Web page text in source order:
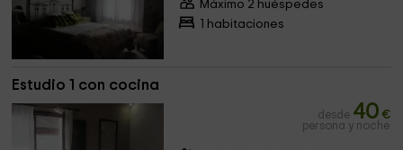
Máximo 2 huéspedes
1 habitaciones
Estudio 1 con cocina
desde 40 €
persona y noche